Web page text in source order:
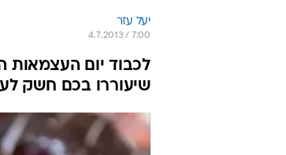
יעל עזר
4.7.2013 / 7:00
לכבוד יום העצמאות
שיעוררו בכם חשק